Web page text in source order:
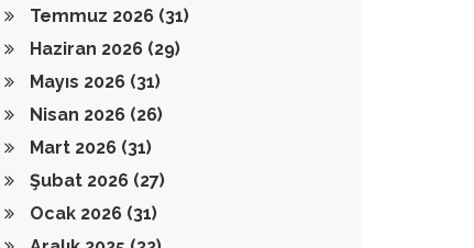
Temmuz 2026 (31)
Haziran 2026 (29)
Mayıs 2026 (31)
Nisan 2026 (26)
Mart 2026 (31)
Şubat 2026 (27)
Ocak 2026 (31)